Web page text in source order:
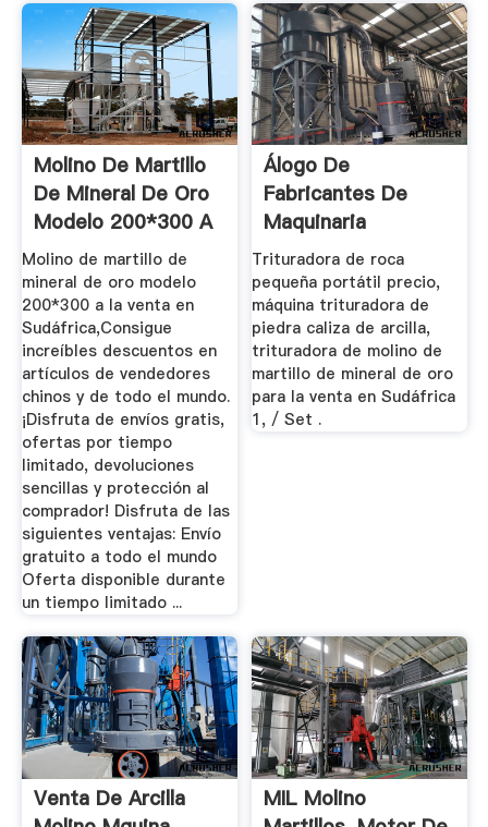
Molino De Martillo
De Mineral De Oro
Modelo 200*300 A
La ...
Molino de martillo de
mineral de oro modelo
200*300 a la venta en
Sudáfrica,Consigue
increíbles descuentos en
artículos de vendedores
chinos y de todo el mundo.
¡Disfruta de envíos gratis,
ofertas por tiempo
limitado, devoluciones
sencillas y protección al
comprador! Disfruta de las
siguientes ventajas: Envío
gratuito a todo el mundo
Oferta disponible durante
un tiempo limitado ...
Álogo De
Fabricantes De
Maquinaria
Trituradora De ...
Trituradora de roca
pequeña portátil precio,
máquina trituradora de
piedra caliza de arcilla,
trituradora de molino de
martillo de mineral de oro
para la venta en Sudáfrica
1, / Set .
Venta De Arcilla
MIL Molino